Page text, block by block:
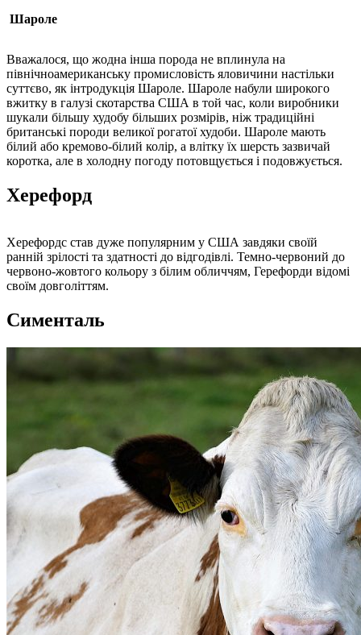
Шароле
Вважалося, що жодна інша порода не вплинула на
північноамериканську промисловість яловичини настільки
суттєво, як інтродукція Шароле. Шароле набули широкого
вжитку в галузі скотарства США в той час, коли виробники
шукали більшу худобу більших розмірів, ніж традиційні
британські породи великої рогатої худоби. Шароле мають
білий або кремово-білий колір, а влітку їх шерсть зазвичай
коротка, але в холодну погоду потовщується і подовжується.
Херефорд
Херефордс став дуже популярним у США завдяки своїй
ранній зрілості та здатності до відгодівлі. Темно-червоний до
червоно-жовтого кольору з білим обличчям, Герефорди відомі
своїм довголіттям.
Сименталь